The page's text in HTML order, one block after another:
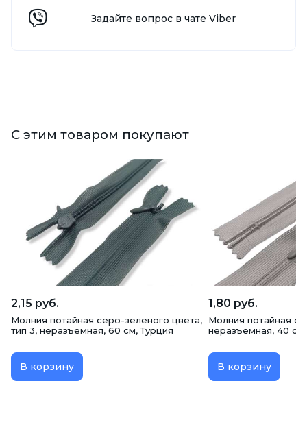
Задайте вопрос в чате Viber
С этим товаром покупают
2,15 руб.
Молния потайная серо-зеленого цвета,
тип 3, неразъемная, 60 см, Турция
В корзину
1,80 руб.
Молния потайная
неразъемная, 40
В корзину